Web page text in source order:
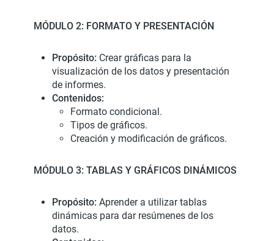
MÓDULO 2: FORMATO Y PRESENTACIÓN
Propósito: Crear gráficas para la
visualización de los datos y presentación
de informes.
Contenidos:
Formato condicional.
Tipos de gráficos.
Creación y modificación de gráficos.
MÓDULO 3: TABLAS Y GRÁFICOS DINÁMICOS
Propósito: Aprender a utilizar tablas
dinámicas para dar resúmenes de los
datos.